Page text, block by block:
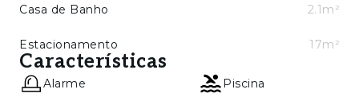
Casa de Banho 2.1m²
Estacionamento 17m²
Características
Alarme Piscina